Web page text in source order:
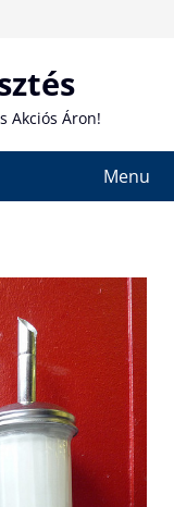
Akciós Áron!
Menu